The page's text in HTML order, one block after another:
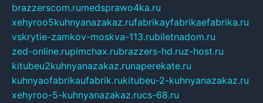
brazzerscom.rumedsprawo4ka.ru
xehyroo5kuhnyanazakaz.rufabrikayfabrikaefabrika.ru
vskrytie-zamkov-moskva-113.rubiletnadom.ru
zed-online.rupimchax.rubrazzers-hd.ruz-host.ru
kitubeu2kuhnyanazakaz.runaperekate.ru
kuhnyaofabrikaufabrik.rukitubeu-2-kuhnyanazakaz.ru
xehyroo-5-kuhnyanazakaz.rucs-68.ru